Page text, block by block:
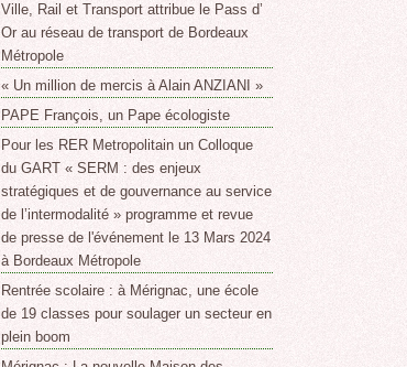
Ville, Rail et Transport attribue le Pass d’
Or au réseau de transport de Bordeaux
Métropole
« Un million de mercis à Alain ANZIANI »
PAPE François, un Pape écologiste
Pour les RER Metropolitain un Colloque
du GART « SERM : des enjeux
stratégiques et de gouvernance au service
de l’intermodalité » programme et revue
de presse de l'événement le 13 Mars 2024
à Bordeaux Métropole
Rentrée scolaire : à Mérignac, une école
de 19 classes pour soulager un secteur en
plein boom